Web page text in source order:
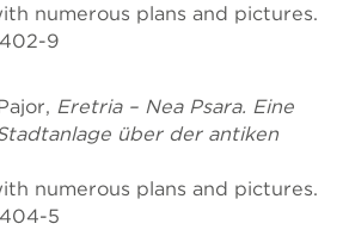
numerous plans and pictures.
9
Eretria – Nea Psara. Eine
über der antiken
numerous plans and pictures.
5